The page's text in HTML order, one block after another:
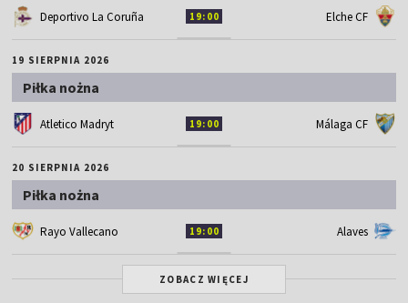
Deportivo La Coruña 19:00 Elche CF
19 SIERPNIA 2026
Piłka nożna
Atletico Madryt 19:00 Málaga CF
20 SIERPNIA 2026
Piłka nożna
Rayo Vallecano 19:00 Alaves
ZOBACZ WIĘCEJ